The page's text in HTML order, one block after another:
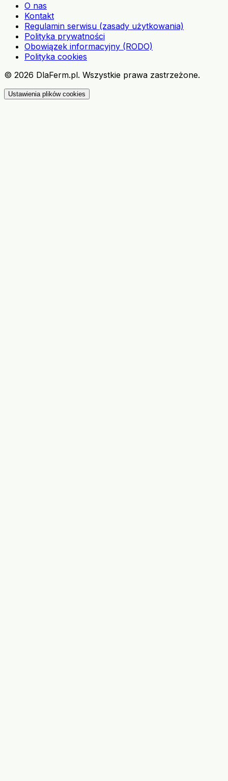
O nas
Kontakt
Regulamin serwisu (zasady użytkowania)
Polityka prywatności
Obowiązek informacyjny (RODO)
Polityka cookies
© 2026 DlaFerm.pl. Wszystkie prawa zastrzeżone.
Ustawienia plików cookies